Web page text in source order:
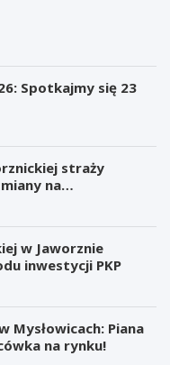
Spotkajmy się 23
straży
na
w Jaworznie
inwestycji PKP
Mysłowicach: Piana
na rynku!